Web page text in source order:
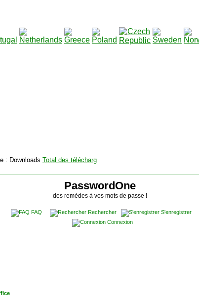
Total des téléchargements
PasswordOne
des remèdes à vos mots de passe !
FAQ Rechercher
S'enregistrer
Connexion